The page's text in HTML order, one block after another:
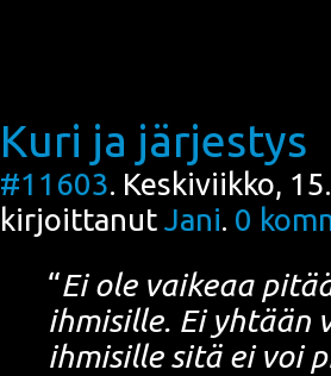
Kuri ja järjestys
#11603. Keskiviikko,
kirjoittanut Jani. 0
“Ei ole vai­ke­aa
ihmi­sil­le. Ei yhtään
ihmi­sil­le sitä ei voi